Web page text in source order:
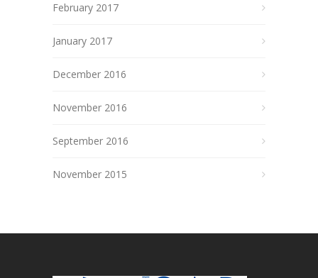
February 2017
January 2017
December 2016
November 2016
September 2016
November 2015